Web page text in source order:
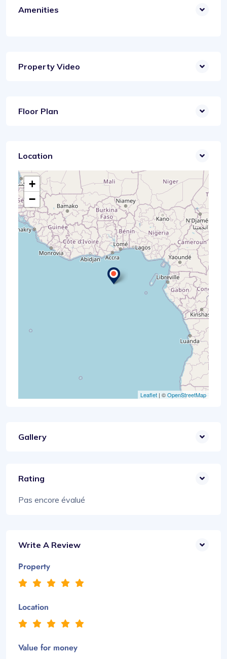
Amenities
Property Video
Floor Plan
Location
+
−
Leaflet | ©OpenStreetMap
Gallery
Rating
Pas encore évalué
Write A Review
Property
Location
Value for money